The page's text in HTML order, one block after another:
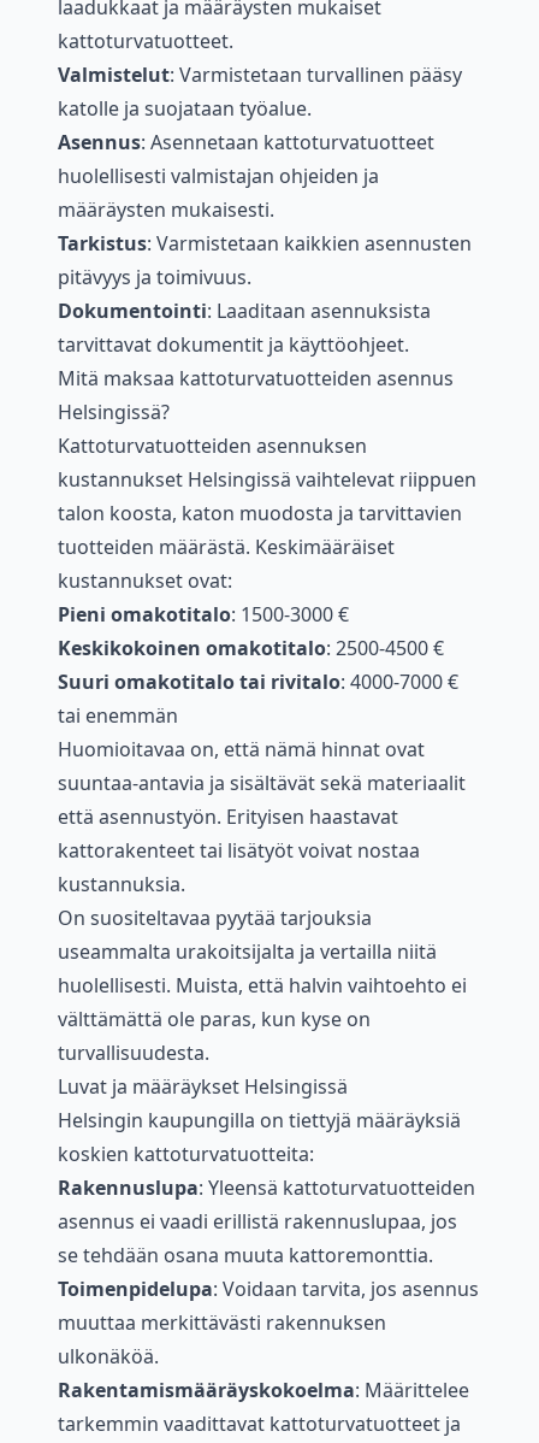
laadukkaat ja määräysten mukaiset
kattoturvatuotteet.
Valmistelut: Varmistetaan turvallinen pääsy
katolle ja suojataan työalue.
Asennus: Asennetaan kattoturvatuotteet
huolellisesti valmistajan ohjeiden ja
määräysten mukaisesti.
Tarkistus: Varmistetaan kaikkien asennusten
pitävyys ja toimivuus.
Dokumentointi: Laaditaan asennuksista
tarvittavat dokumentit ja käyttöohjeet.
Mitä maksaa kattoturvatuotteiden asennus
Helsingissä?
Kattoturvatuotteiden asennuksen
kustannukset Helsingissä vaihtelevat riippuen
talon koosta, katon muodosta ja tarvittavien
tuotteiden määrästä. Keskimääräiset
kustannukset ovat:
Pieni omakotitalo: 1500-3000 €
Keskikokoinen omakotitalo: 2500-4500 €
Suuri omakotitalo tai rivitalo: 4000-7000 €
tai enemmän
Huomioitavaa on, että nämä hinnat ovat
suuntaa-antavia ja sisältävät sekä materiaalit
että asennustyön. Erityisen haastavat
kattorakenteet tai lisätyöt voivat nostaa
kustannuksia.
On suositeltavaa pyytää tarjouksia
useammalta urakoitsijalta ja vertailla niitä
huolellisesti. Muista, että halvin vaihtoehto ei
välttämättä ole paras, kun kyse on
turvallisuudesta.
Luvat ja määräykset Helsingissä
Helsingin kaupungilla on tiettyjä määräyksiä
koskien kattoturvatuotteita:
Rakennuslupa: Yleensä kattoturvatuotteiden
asennus ei vaadi erillistä rakennuslupaa, jos
se tehdään osana muuta kattoremonttia.
Toimenpidelupa: Voidaan tarvita, jos asennus
muuttaa merkittävästi rakennuksen
ulkonäköä.
Rakentamismääräyskokoelma: Määrittelee
tarkemmin vaadittavat kattoturvatuotteet ja